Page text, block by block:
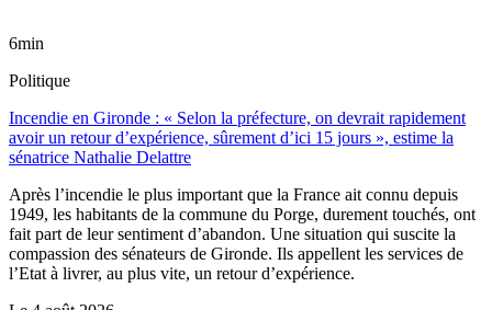
6min
Politique
Incendie en Gironde : « Selon la préfecture, on devrait rapidement
avoir un retour d’expérience, sûrement d’ici 15 jours », estime la
sénatrice Nathalie Delattre
Après l’incendie le plus important que la France ait connu depuis
1949, les habitants de la commune du Porge, durement touchés, ont
fait part de leur sentiment d’abandon. Une situation qui suscite la
compassion des sénateurs de Gironde. Ils appellent les services de
l’Etat à livrer, au plus vite, un retour d’expérience.